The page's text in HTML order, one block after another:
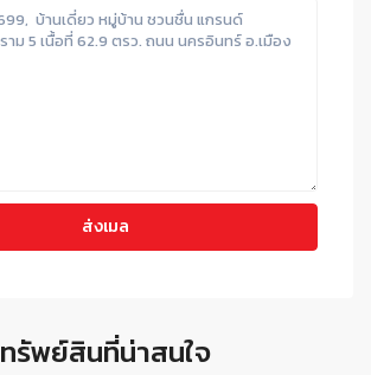
ทรัพย์สินที่น่าสนใจ